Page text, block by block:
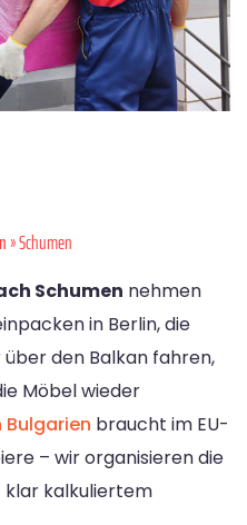
» Schumen
Schumen nehmen
in Berlin, die
den Balkan fahren,
Möbel wieder
Bulgarien braucht im EU-
– wir organisieren die
klar kalkuliertem